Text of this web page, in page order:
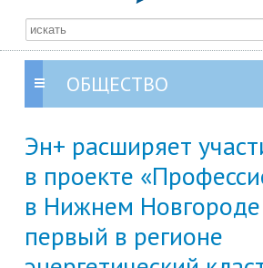
ОБЩЕСТВО
Эн+ расширяет
в проекте
в Нижнем Новгороде
первый в регионе